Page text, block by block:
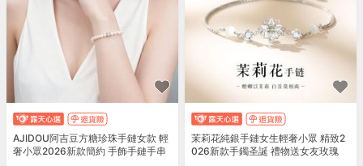
AJIDOU阿吉豆方糖珍珠手鏈女款 輕
奢小眾2026新款簡約 手飾手鏈手串
茉莉花純銀手鏈女生輕奢小眾 精致2
026新款手鐲圣誕 禮物送女友玫瑰